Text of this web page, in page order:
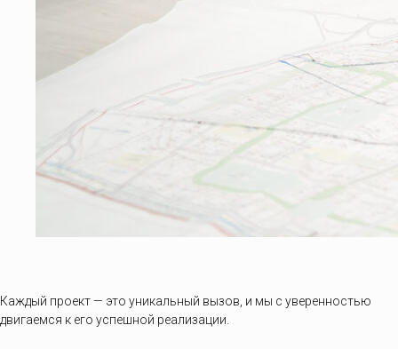
Каждый проект — это уникальный вызов, и мы с уверенностью
двигаемся к его успешной реализации.